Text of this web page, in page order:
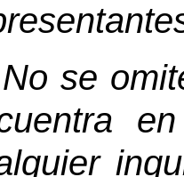
No se